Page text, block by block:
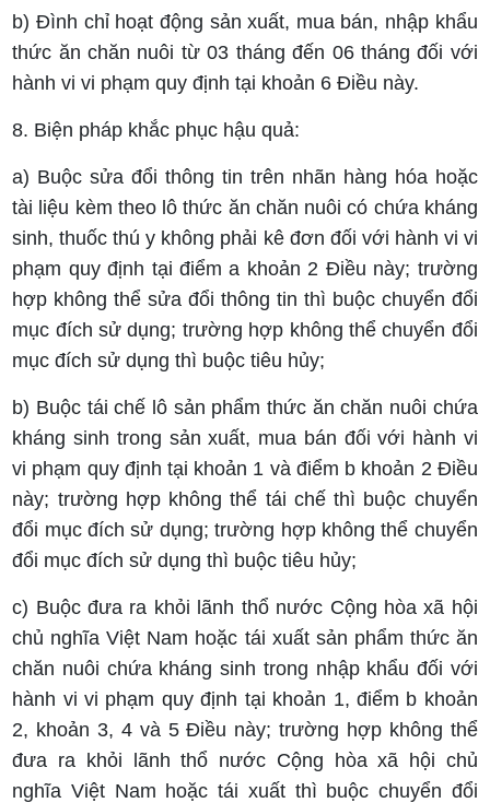
b) Đình chỉ hoạt động sản xuất, mua bán, nhập khẩu
thức ăn chăn nuôi từ 03 tháng đến 06 tháng đối với
hành vi vi phạm quy định tại khoản 6 Điều này.
8. Biện pháp khắc phục hậu quả:
a) Buộc sửa đổi thông tin trên nhãn hàng hóa hoặc
tài liệu kèm theo lô thức ăn chăn nuôi có chứa kháng
sinh, thuốc thú y không phải kê đơn đối với hành vi vi
phạm quy định tại điểm a khoản 2 Điều này; trường
hợp không thể sửa đổi thông tin thì buộc chuyển đổi
mục đích sử dụng; trường hợp không thể chuyển đổi
mục đích sử dụng thì buộc tiêu hủy;
b) Buộc tái chế lô sản phẩm thức ăn chăn nuôi chứa
kháng sinh trong sản xuất, mua bán đối với hành vi
vi phạm quy định tại khoản 1 và điểm b khoản 2 Điều
này; trường hợp không thể tái chế thì buộc chuyển
đổi mục đích sử dụng; trường hợp không thể chuyển
đổi mục đích sử dụng thì buộc tiêu hủy;
c) Buộc đưa ra khỏi lãnh thổ nước Cộng hòa xã hội
chủ nghĩa Việt Nam hoặc tái xuất sản phẩm thức ăn
chăn nuôi chứa kháng sinh trong nhập khẩu đối với
hành vi vi phạm quy định tại khoản 1, điểm b khoản
2, khoản 3, 4 và 5 Điều này; trường hợp không thể
đưa ra khỏi lãnh thổ nước Cộng hòa xã hội chủ
nghĩa Việt Nam hoặc tái xuất thì buộc chuyển đổi